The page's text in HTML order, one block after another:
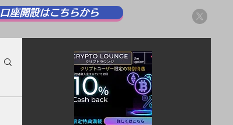
口座開設はこちらから